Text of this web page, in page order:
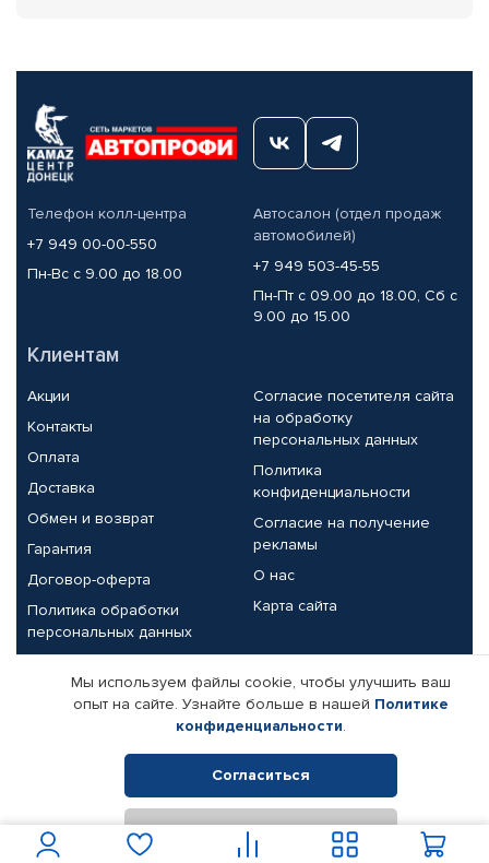
Телефон колл-центра
+7 949 00-00-550
Пн-Вс с 9.00 до 18.00
Автосалон (отдел продаж
автомобилей)
+7 949 503-45-55
Пн-Пт с 09.00 до 18.00, Сб с
9.00 до 15.00
Клиентам
Акции
Контакты
Оплата
Доставка
Обмен и возврат
Гарантия
Договор-оферта
Политика обработки
персональных данных
Согласие посетителя сайта
на обработку
персональных данных
Политика
конфиденциальности
Согласие на получение
рекламы
О нас
Карта сайта
Партнерам
Корпоративным клиентам
Поставщикам
Реквизиты компании
© КАМАЗ ЦЕНТР ДОНЕЦК, 2015-2026. Все права защищены.
Интернет-магазин автомобильных товаров Автопрофи.
Мы используем файлы cookie, чтобы улучшить ваш
опыт на сайте. Узнайте больше в нашей Политике
конфиденциальности.
Согласиться
Отклонить